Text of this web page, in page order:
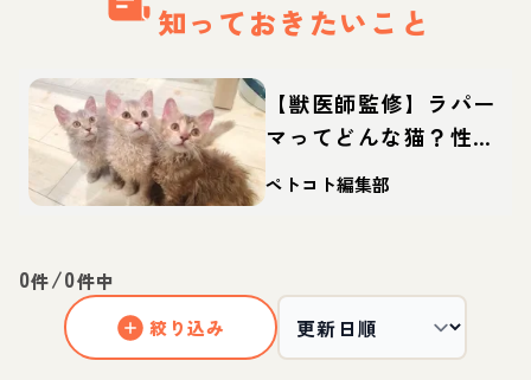
知っておきたいこと
【獣医師監修】ラパー
マってどんな猫？性
格・体重・寿命の特
徴・迎え方
ペトコト編集部
0件/0件中
絞り込み